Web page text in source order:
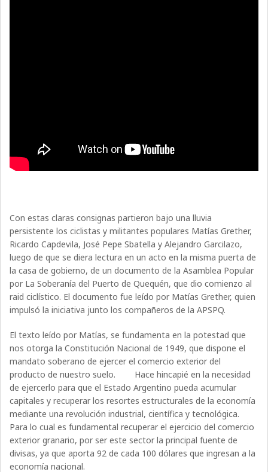
Con estas claras consignas partieron bajo una lluvia
persistente los ciclistas y militantes populares Matías Grether,
Ricardo Capdevila, José Pepe Sbatella y Alejandro Garcilazo,
luego de que se diera lectura en un acto en la misma puerta de
la casa de gobierno, de un documento de la Asamblea Popular
por La Soberanía del Puerto de Quequén, que dio comienzo al
raid ciclístico. El documento fue leído por Matías Grether, quien
impulsó la iniciativa junto los compañeros de la APSPQ.
El texto leído por Matías, se fundamenta en la potestad que
nos otorga la Constitución Nacional de 1949, que dispone el
mandato soberano de ejercer el comercio exterior del
producto de nuestro suelo. Hace hincapié en la necesidad
de ejercerlo para que el Estado Argentino pueda acumular
capitales y recuperar los resortes estructurales de la economía
mediante una revolución industrial, científica y tecnológica.
Para lo cual es fundamental recuperar el ejercicio del comercio
exterior granario, por ser este sector la principal fuente de
divisas, ya que aporta 92 de cada 100 dólares que ingresan a la
economía nacional.